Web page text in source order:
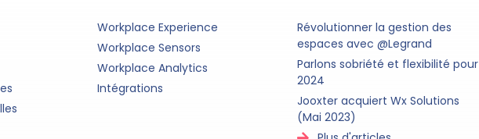
Workplace Experience
Workplace Sensors
Workplace Analytics
Intégrations
Révolutionner la gestion des
espaces avec @Legrand
Parlons sobriété et flexibilité pour
2024​
Jooxter acquiert Wx Solutions
(Mai 2023)